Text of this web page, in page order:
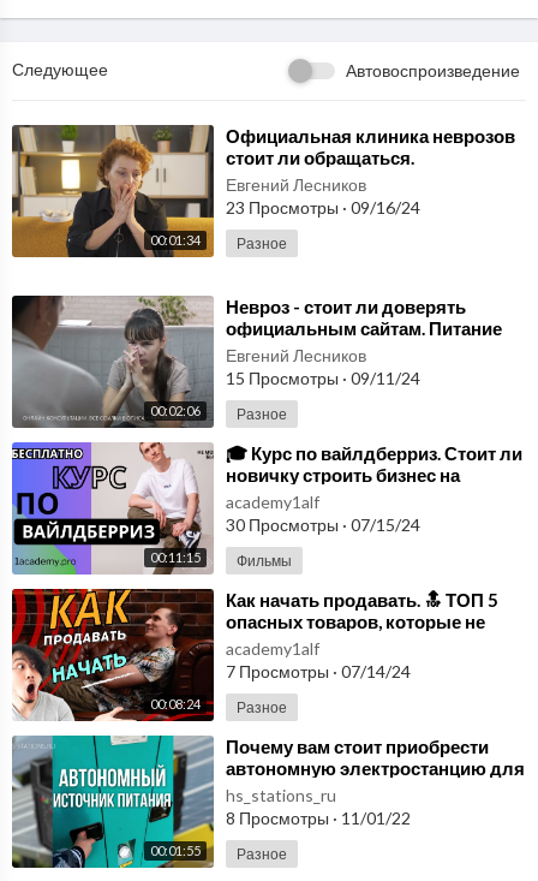
Следующее Автовоспроизведение
00:01:34
⁣Официальная клиника неврозов
стоит ли обращаться.
Психотерапия является
эффективным способом лечения
Евгений Лесников
23 Просмотры · 09/16/24
Разное
00:02:06
⁣Невроз - стоит ли доверять
официальным сайтам. Питание
играет ключевую роль в
поддержании здоровья.
Евгений Лесников
15 Просмотры · 09/11/24
Разное
00:11:15
⁣🎓 Курс по вайлдберриз. Стоит ли
новичку строить бизнес на
маркетплейсах Wildberries и Ozon
в 2024 г.
academy1alf
30 Просмотры · 07/15/24
Фильмы
00:08:24
⁣Как начать продавать. 🔝 ТОП 5
опасных товаров, которые не
стоит продавать на
маркетплейсах.
academy1alf
7 Просмотры · 07/14/24
Разное
00:01:55
⁣Почему вам стоит приобрести
автономную электростанцию для
своего небольшого объекта
hs_stations_ru
8 Просмотры · 11/01/22
Разное